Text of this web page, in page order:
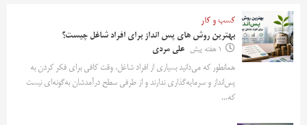
کسب و کار
بهترین روش‌ های پس‌ انداز برای افراد شاغل چیست؟
1 هفته پیش
علی مردی
همانطور که می‌دانید بسیاری از افراد شاغل، وقت کافی برای فکر کردن به
پس‌انداز و سرمایه‌گذاری ندارند و از طرفی سطح درآمدشان به‌گونه‌ای نیست
که...